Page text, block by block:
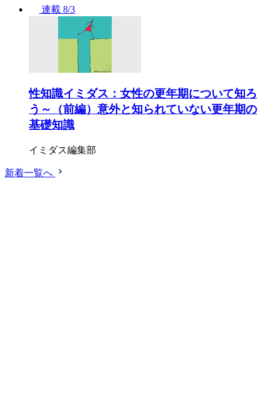
連載 8/3
性知識イミダス：女性の更年期について知ろ
う～（前編）意外と知られていない更年期の
基礎知識
イミダス編集部
新着一覧へ